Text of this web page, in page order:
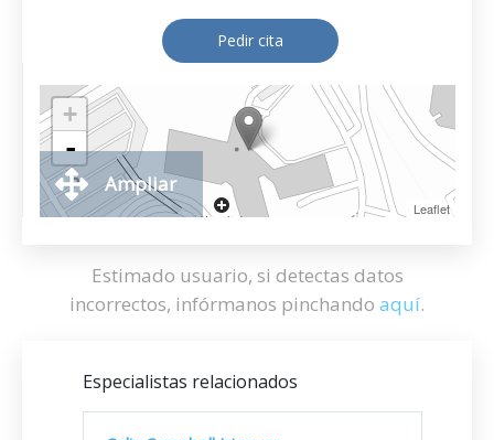
Pedir cita
+
-
Leaflet
Ampliar
Estimado usuario, si detectas datos
incorrectos, infórmanos pinchando aquí.
Especialistas relacionados